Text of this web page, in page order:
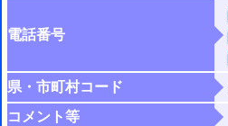
電話番号
県・市町村コード
コメント等